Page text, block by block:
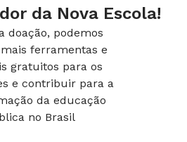
da Nova Escola!
doação, podemos
ferramentas e
gratuitos para os
e contribuir para a
da educação
no Brasil